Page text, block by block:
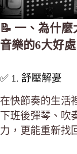
📝 一、為什
音樂的6大好處
✅ 1. 舒壓解憂
在快節奏的生活
下班後彈琴、吹
力，更能重新找